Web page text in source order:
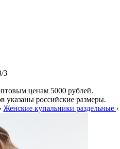
3
ценам 5000 рублей.
российские размеры.
› Женские купальники раздельные ›